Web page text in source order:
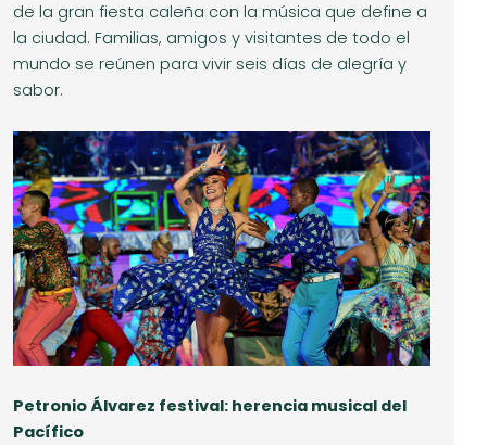
de la gran fiesta caleña con la música que define a
la ciudad. Familias, amigos y visitantes de todo el
mundo se reúnen para vivir seis días de alegría y
sabor.
Petronio Álvarez festival: herencia musical del
Pacífico